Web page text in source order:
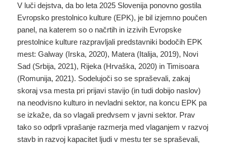
V luči dejstva, da bo leta 2025 Slovenija ponovno gostila
Evropsko prestolnico kulture (EPK), je bil izjemno poučen
panel, na katerem so o načrtih in izzivih Evropske
prestolnice kulture razpravljali predstavniki bodočih EPK
mest: Galway (Irska, 2020), Matera (Italija, 2019), Novi
Sad (Srbija, 2021), Rijeka (Hrvaška, 2020) in Timisoara
(Romunija, 2021). Sodelujoči so se spraševali, zakaj
skoraj vsa mesta pri prijavi stavijo (in tudi dobijo naslov)
na neodvisno kulturo in nevladni sektor, na koncu EPK pa
se izkaže, da so vlagali predvsem v javni sektor. Prav
tako so odprli vprašanje razmerja med vlaganjem v razvoj
stavb in razvoj kapacitet ljudi v mestu ter se spraševali,